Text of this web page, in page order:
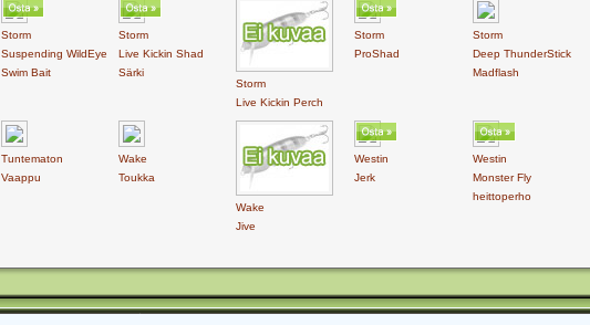
Storm
Suspending WildEye
Swim Bait
Storm
Live Kickin Shad
Särki
Storm
Live Kickin Perch
Storm
ProShad
Storm
Deep ThunderStick
Madflash
Tuntematon
Vaappu
Wake
Toukka
Wake
Jive
Westin
Jerk
Westin
Monster Fly
heittoperho